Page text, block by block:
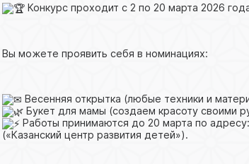
Конкурс проходит с 2 по 20 марта 2026
Вы можете проявить себя в номинациях:
Весенняя открытка (любые техники и
Букет для мамы (создаем красоту своими
Работы принимаются до 20 марта по
(«Казанский центр развития детей»).